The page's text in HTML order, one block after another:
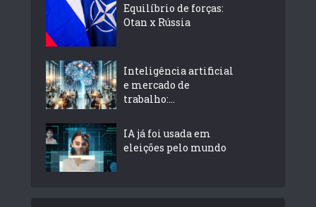
Equilíbrio de forças:
Otan x Rússia
Inteligência artificial
e mercado de
trabalho:...
IA já foi usada em
eleições pelo mundo